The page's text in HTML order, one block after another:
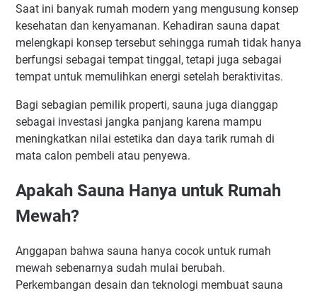
Saat ini banyak rumah modern yang mengusung konsep
kesehatan dan kenyamanan. Kehadiran sauna dapat
melengkapi konsep tersebut sehingga rumah tidak hanya
berfungsi sebagai tempat tinggal, tetapi juga sebagai
tempat untuk memulihkan energi setelah beraktivitas.
Bagi sebagian pemilik properti, sauna juga dianggap
sebagai investasi jangka panjang karena mampu
meningkatkan nilai estetika dan daya tarik rumah di
mata calon pembeli atau penyewa.
Apakah Sauna Hanya untuk Rumah
Mewah?
Anggapan bahwa sauna hanya cocok untuk rumah
mewah sebenarnya sudah mulai berubah.
Perkembangan desain dan teknologi membuat sauna